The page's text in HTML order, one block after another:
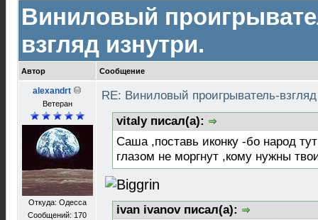
Виниловый
взгляд изнутри.
Автор Сообщение
alexandrt
Ветеран
Откуда: Одесса
Сообщений: 170
RE: Виниловый проигрыватель-
vitaly писал(а):
Саша ,поставь иконку -бо народ
глазом не моргнут ,кому нужны
ivan ivanov писал(а):